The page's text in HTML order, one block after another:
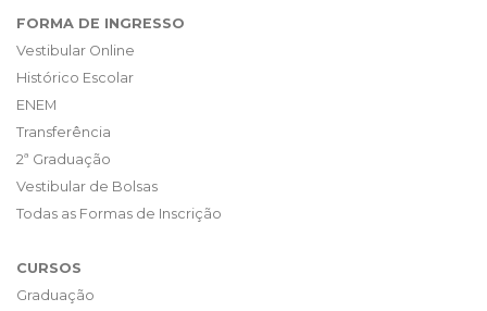
FORMA DE INGRESSO
Vestibular Online
Histórico Escolar
ENEM
Transferência
2ª Graduação
Vestibular de Bolsas
Todas as Formas de Inscrição
CURSOS
Graduação